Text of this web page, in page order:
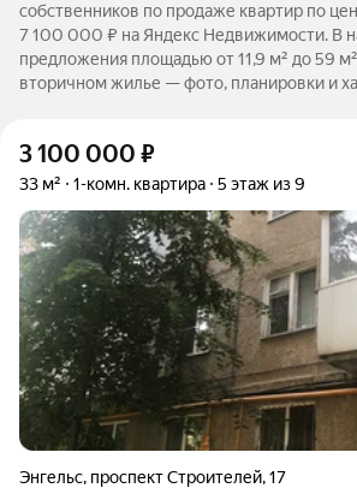
собственников по продаже квартир по
7 100 000 ₽ на Яндекс Недвижимости. В
предложения площадью от 11,9 м² до 59
вторичном жилье — фото, планировки и
3 100 000 ₽
33 м² 1-комн. квартира 5 этаж из 9
Энгельс, проспект Строителей,17